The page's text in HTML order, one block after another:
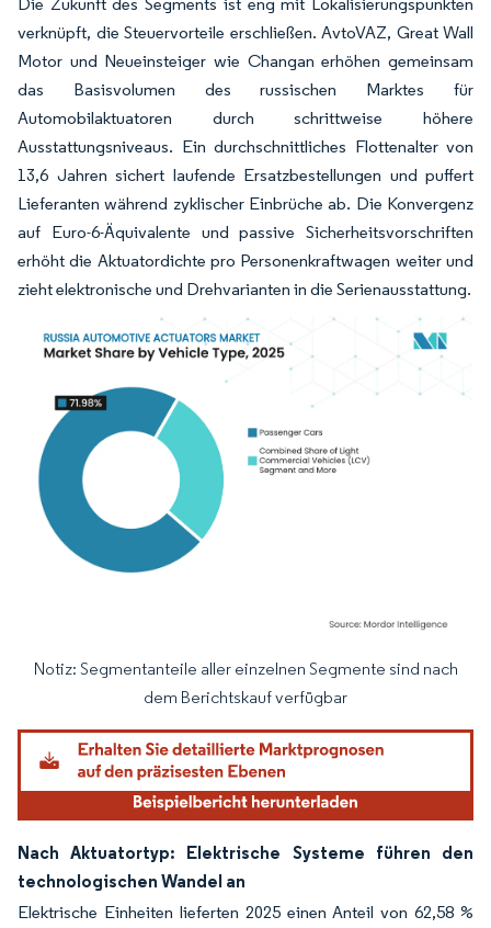
verknüpft, die Steuervorteile erschließen. AvtoVAZ, Great Wall
Motor und Neueinsteiger wie Changan erhöhen gemeinsam
das Basisvolumen des russischen Marktes für
Automobilaktuatoren durch schrittweise höhere
Ausstattungsniveaus. Ein durchschnittliches Flottenalter von
13,6 Jahren sichert laufende Ersatzbestellungen und puffert
Lieferanten während zyklischer Einbrüche ab. Die Konvergenz
auf Euro-6-Äquivalente und passive Sicherheitsvorschriften
erhöht die Aktuatordichte pro Personenkraftwagen weiter und
zieht elektronische und Drehvarianten in die Serienausstattung.
Bild © Mordor Intelligence. Wiederverwendung erfordert Namensnennung
Notiz: Segmentanteile aller einzelnen Segmente sind nach
dem Berichtskauf verfügbar
Nach Aktuatortyp: Elektrische Systeme führen den
technologischen Wandel an
Elektrische Einheiten lieferten 2025 einen Anteil von 62,58 %